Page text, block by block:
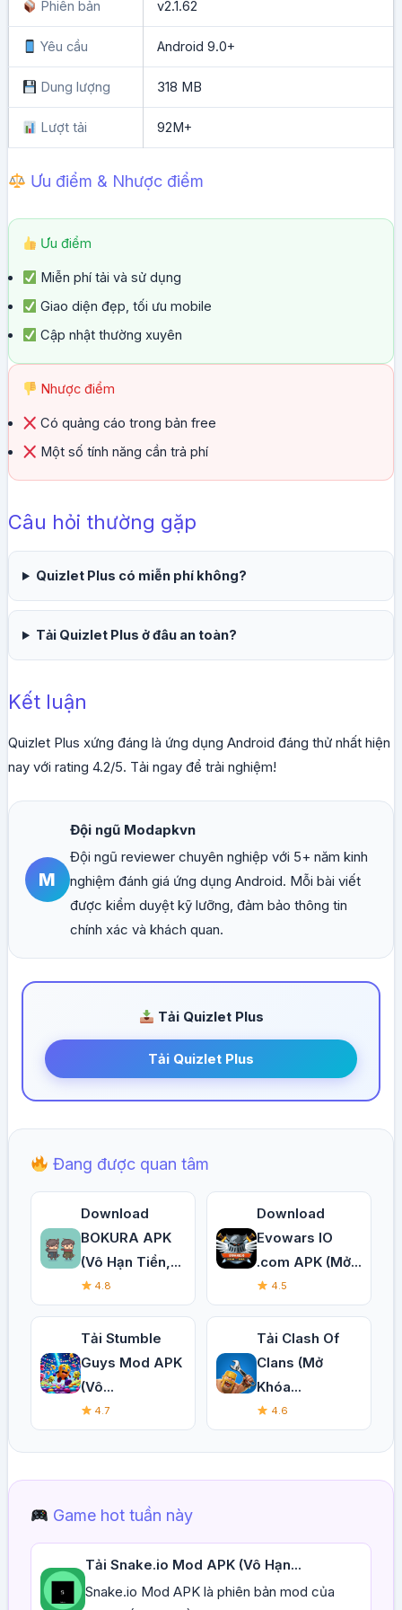
Phiên bản v2.1.62
Yêu cầu Android 9.0+
Dung lượng 318 MB
Lượt tải 92M+
Ưu điểm & Nhược điểm
Ưu điểm
Miễn phí tải và sử dụng
Giao diện đẹp, tối ưu mobile
Cập nhật thường xuyên
Nhược điểm
Có quảng cáo trong bản free
Một số tính năng cần trả phí
Câu hỏi thường gặp
Quizlet Plus có miễn phí không?
Tải Quizlet Plus ở đâu an toàn?
Kết luận
Quizlet Plus xứng đáng là ứng dụng Android đáng thử nhất hiện
nay với rating 4.2/5. Tải ngay để trải nghiệm!
M
Đội ngũ Modapkvn
Đội ngũ reviewer chuyên nghiệp với 5+ năm kinh
nghiệm đánh giá ứng dụng Android. Mỗi bài viết
được kiểm duyệt kỹ lưỡng, đảm bảo thông tin
chính xác và khách quan.
Tải Quizlet Plus
Tải Quizlet Plus
Đang được quan tâm
Download
BOKURA APK
(Vô Hạn Tiền,...
4.8
Download
Evowars IO
.com APK (Mở...
4.5
Tải Stumble
Guys Mod APK
(Vô...
4.7
Tải Clash Of
Clans (Mở
Khóa...
4.6
Game hot tuần này
Tải Snake.io Mod APK (Vô Hạn...
Snake.io Mod APK là phiên bản mod của